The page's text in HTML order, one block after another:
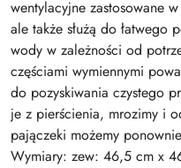
wentylacyjne zastosowane
ale także służą do łatwego
wody w zależności od
częściami wymiennymi
do pozyskiwania czystego
je z pierścienia, mrozimy i
pajączeki możemy
Wymiary: zew: 46,5 cm x